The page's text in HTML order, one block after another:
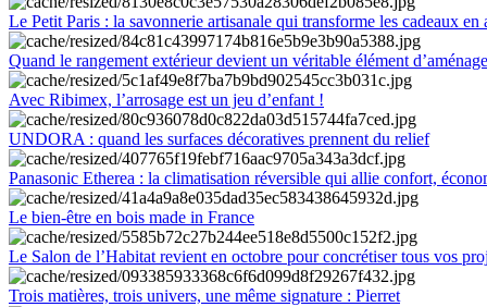
Le Petit Paris : la savonnerie artisanale qui transforme les cadeaux en
Quand le rangement extérieur devient un véritable élément
Avec Ribimex, l’arrosage est un jeu d’enfant !
UNDORA : quand les surfaces décoratives prennent du relief
Panasonic Etherea : la climatisation réversible qui allie confort,
Le bien-être en bois made in France
Le Salon de l’Habitat revient en octobre pour concrétiser tous vos
Trois matières, trois univers, une même signature : Pierret